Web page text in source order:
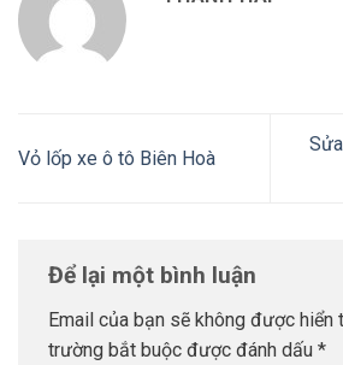
Vỏ lốp xe ô tô Biên Hoà
Để lại một bình luận
Email của bạn sẽ không được hiển
trường bắt buộc được đánh dấu *